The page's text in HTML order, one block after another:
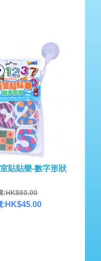
貼貼樂-數字形狀
:HK$60.00
:HK$45.00